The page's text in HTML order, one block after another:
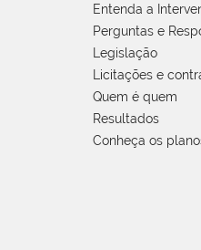
Entenda a
Perguntas e
Legislação
Licitações e
Quem é quem
Resultados
Conheça os